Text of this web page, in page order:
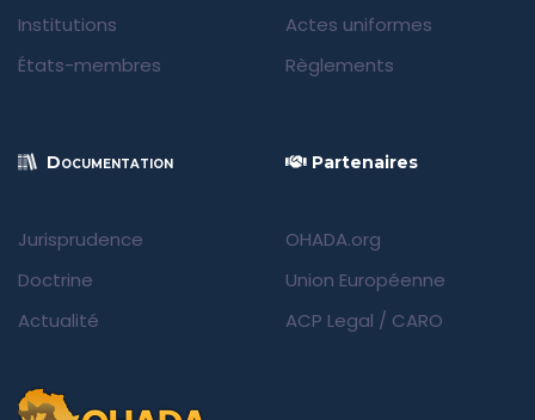
Institutions
États-membres
Actes uniformes
Règlements
Documentation
Jurisprudence
Doctrine
Actualité
Partenaires
OHADA.org
Union Européenne
ACP Legal / CARO